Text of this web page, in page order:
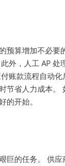
预算增加不必要
外，人工 AP 处
账款流程自动化
节省人力成本。
的开始。
巨的任务。 供应